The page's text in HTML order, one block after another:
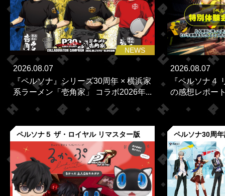
NEWS
2026.08.07
『ペルソナ』シリーズ30周年 × 横浜家
系ラーメン「壱角家」 コラボ2026年...
2026.08.07
『ペルソナ４
の感想レポー
ペルソナ５ ザ・ロイヤル リマスター版 ペルソナ30周